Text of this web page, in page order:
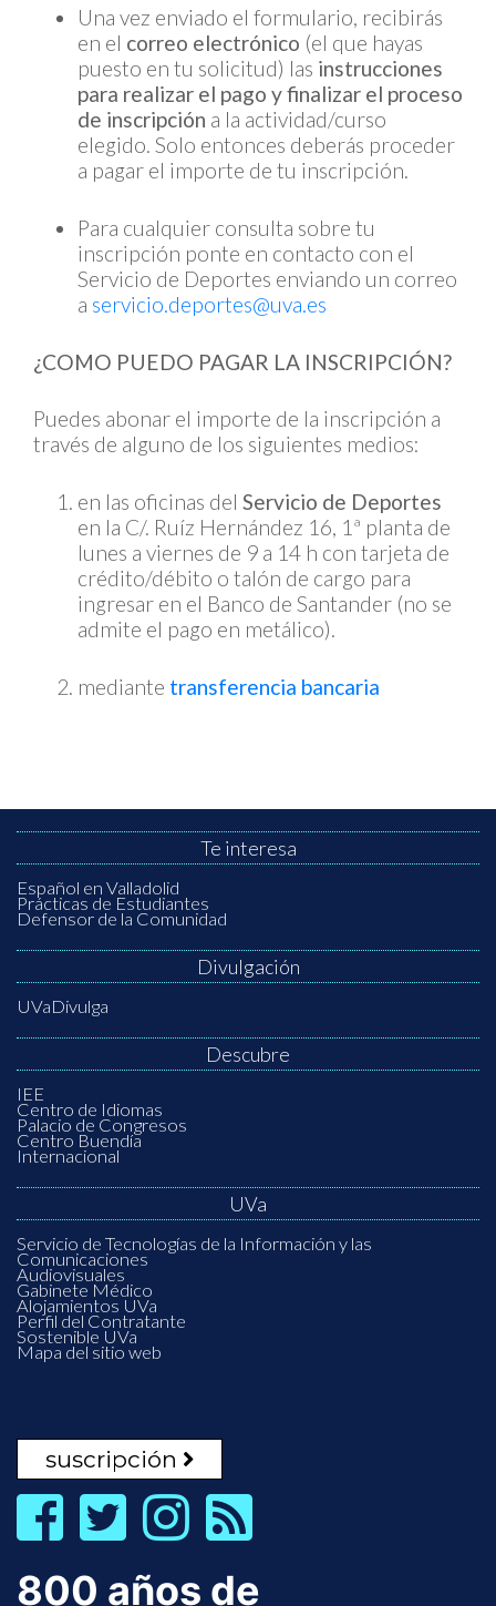
Una vez enviado el formulario, recibirás
en el correo electrónico (el que hayas
puesto en tu solicitud) las instrucciones
para realizar el pago y finalizar el proceso
de inscripción a la actividad/curso
elegido. Solo entonces deberás proceder
a pagar el importe de tu inscripción.
Para cualquier consulta sobre tu
inscripción ponte en contacto con el
Servicio de Deportes enviando un correo
a servicio.deportes@uva.es
¿COMO PUEDO PAGAR LA INSCRIPCIÓN?
Puedes abonar el importe de la inscripción a
través de alguno de los siguientes medios:
en las oficinas del Servicio de Deportes
en la C/. Ruíz Hernández 16, 1ª planta de
lunes a viernes de 9 a 14 h con tarjeta de
crédito/débito o talón de cargo para
ingresar en el Banco de Santander (no se
admite el pago en metálico).
mediante transferencia bancaria
Te interesa
Español en Valladolid
Prácticas de Estudiantes
Defensor de la Comunidad
Divulgación
UVaDivulga
Descubre
IEE
Centro de Idiomas
Palacio de Congresos
Centro Buendía
Internacional
UVa
Servicio de Tecnologías de la Información y las
Comunicaciones
Audiovisuales
Gabinete Médico
Alojamientos UVa
Perfil del Contratante
Sostenible UVa
Mapa del sitio web
suscripción
800 años de